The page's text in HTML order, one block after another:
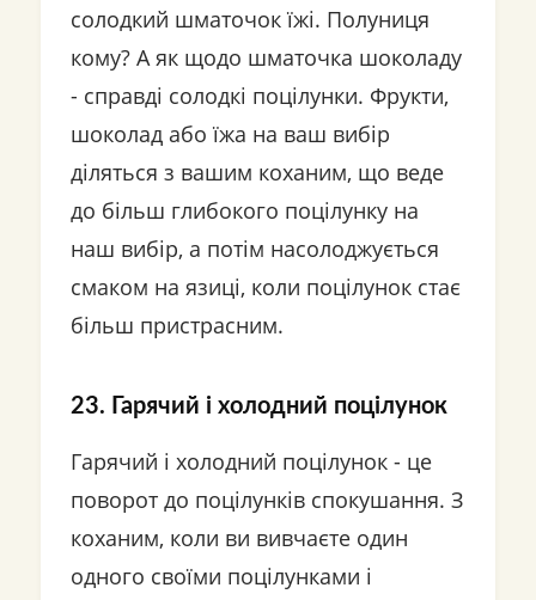
солодкий шматочок їжі. Полуниця
кому? А як щодо шматочка шоколаду
- справді солодкі поцілунки. Фрукти,
шоколад або їжа на ваш вибір
діляться з вашим коханим, що веде
до більш глибокого поцілунку на
наш вибір, а потім насолоджується
смаком на язиці, коли поцілунок стає
більш пристрасним.
23. Гарячий і холодний поцілунок
Гарячий і холодний поцілунок - це
поворот до поцілунків спокушання. З
коханим, коли ви вивчаєте один
одного своїми поцілунками і